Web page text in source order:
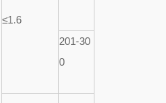
≤1.6
201-30
0